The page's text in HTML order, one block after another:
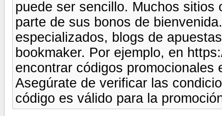
puede ser sencillo. Muchos sitios
parte de sus bonos de
especializados, blogs de
bookmaker. Por ejemplo, en
encontrar códigos
Asegúrate de verificar las
código es válido para la